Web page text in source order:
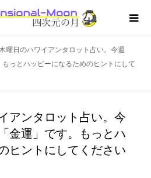
曜日のハワイアンタロット占い。今週
っとハッピーになるためのヒントにして
アンタロット占い。今
金運」です。もっとハ
ヒントにしてください